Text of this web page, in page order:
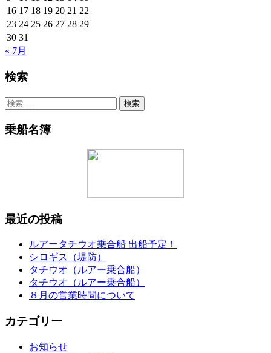
16 17 18 19 20 21 22
23 24 25 26 27 28 29
30 31
« 7月
検索
検
乗船名簿
最近の投稿
ルアータチウオ乗合船 出船予定！
シロギス（堤防）
タチウオ（ルアー乗合船）
タチウオ（ルアー乗合船）
８月の営業時間について
カテゴリー
お知らせ